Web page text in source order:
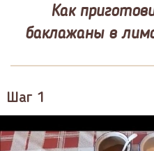
Как
баклажаны в
Шаг 1